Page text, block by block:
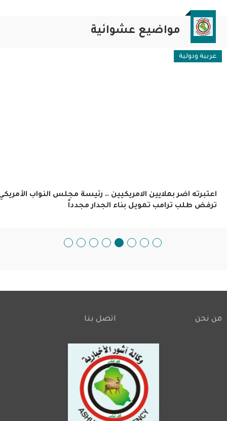
مواضيع عشوائية
عربية ودولية
اعتبرته اضر بملايين الامريكيين .. رئيسة مجلس النواب
ترفض طلب ترامب تمويل بناء الجدار مجدداً
Footer
من نحن اتصل بنا